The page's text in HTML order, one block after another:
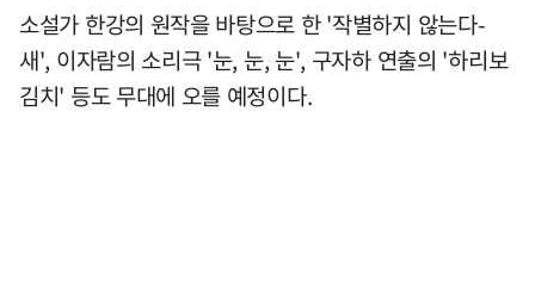
소설가 한강의 원작을 바탕으로 한 '작별하지 않는다-
새', 이자람의 소리극 '눈, 눈, 눈', 구자하 연출의 '하리보
김치' 등도 무대에 오를 예정이다.